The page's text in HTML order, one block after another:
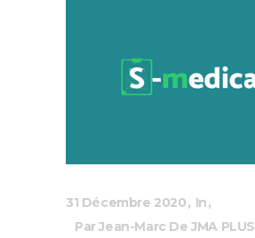
31 Décembre 2020
In
Par Jean-Marc De JMA PLUS